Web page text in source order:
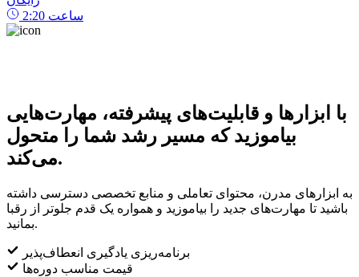
2:20 ساعت
با ابزارها و قابلیت‌های پیشرفته، مهارت‌هایی
بیاموزید که مسیر رشد شما را متحول
می‌کند.
به ابزارهای مدرن، محتوای تعاملی و منابع تخصصی دسترسی داشته
باشید تا مهارت‌های جدید را بیاموزید و همواره یک قدم جلوتر از رقبا
بمانید.
برنامه‌ریزی یادگیری انعطاف‌پذیر
قیمت مناسب دوره‌ها